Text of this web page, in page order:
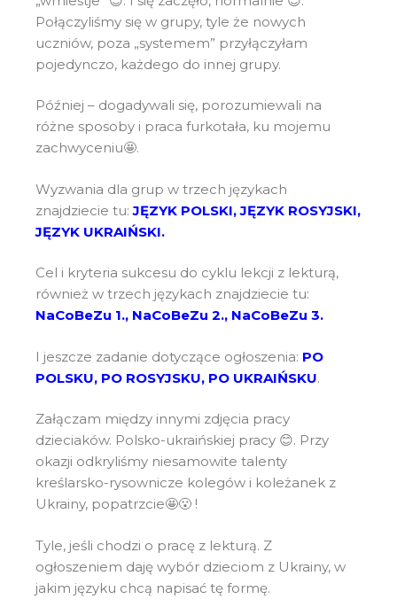
Połączyliśmy się w grupy, tyle że nowych
uczniów, poza „systemem” przyłączyłam
pojedynczo, każdego do innej grupy.
Później – dogadywali się, porozumiewali na
różne sposoby i praca furkotała, ku mojemu
zachwyceniu🤩.
Wyzwania dla grup w trzech językach
znajdziecie tu:JĘZYK POLSKI,JĘZYK ROSYJSKI,
JĘZYK UKRAIŃSKI.
Cel i kryteria sukcesu do cyklu lekcji z lekturą,
również w trzech językach znajdziecie tu:
NaCoBeZu 1., NaCoBeZu 2., NaCoBeZu 3.
I jeszcze zadanie dotyczące ogłoszenia: PO
POLSKU, PO ROSYJSKU, PO UKRAIŃSKU.
Załączam między innymi zdjęcia pracy
dzieciaków. Polsko-ukraińskiej pracy 😊. Przy
okazji odkryliśmy niesamowite talenty
kreślarsko-rysownicze kolegów i koleżanek z
Ukrainy, popatrzcie🤩😮 !
Tyle, jeśli chodzi o pracę z lekturą. Z
ogłoszeniem daję wybór dzieciom z Ukrainy, w
jakim języku chcą napisać tę formę.